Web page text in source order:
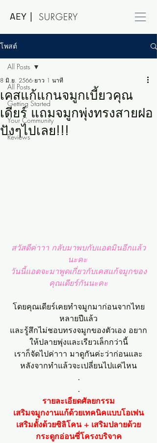
SURGERY
AEY |
โพสต์
All Posts
Getting Started
Your Community
Reviews
All Posts
เคสแก้แกนจมูกเบี้ยวคุณ
เดียร์ แถมจมูกพุ่งทรงสายฝอ
ปังๆไปเลย!!!
8 มิ.ย. 2566 ยาว 1 นาที
สวัสดีค่าาา กลับมาพบกับแอดมินอีกแล้ว
นะคะ
วันนี้แอดจะมาพูดเกี่ยวกับเคสแก้จมูกของ
คุณเดียร์กันนะคะ
โดยคุณเดียร์เคยทำจมูกมาก่อนจากไทย
หลายปีแล้ว
และรู้สึกไม่ชอบทรงจมูกของตัวเอง อยาก
ให้ปลายพุ่งและเรียวเล็กกว่านี้
เราก็จัดไปค่าาา มาดูกันค่ะว่าก่อนและ
หลังจากทำแล้วจะเปลี่ยนไปแค่ไหน
.
.
รายละเอียดศัลยกรรม
เสริมจมูกงานแก้ด้วยเทคนิคแบบโอเพ่น
เสริมดั้งด้วยซิลิโคน + เสริมปลายด้วย
กระดูกอ่อนซี่โครงบริจาค